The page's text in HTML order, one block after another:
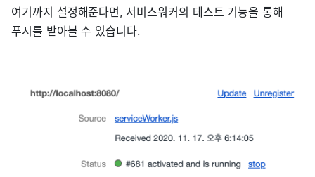
여기까지 설정해준다면, 서비스워커의 테스트 기능을 통해
푸시를 받아볼 수 있습니다.